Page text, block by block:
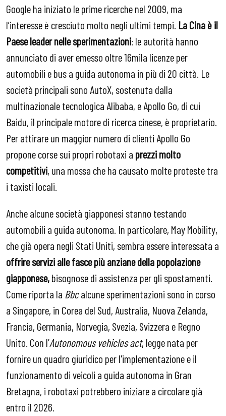
Google ha iniziato le prime ricerche nel 2009, ma
l’interesse è cresciuto molto negli ultimi tempi. La Cina è il
Paese leader nelle sperimentazioni: le autorità hanno
annunciato di aver emesso oltre 16mila licenze per
automobili e bus a guida autonoma in più di 20 città. Le
società principali sono AutoX, sostenuta dalla
multinazionale tecnologica Alibaba, e Apollo Go, di cui
Baidu, il principale motore di ricerca cinese, è proprietario.
Per attirare un maggior numero di clienti Apollo Go
propone corse sui propri robotaxi a prezzi molto
competitivi, una mossa che ha causato molte proteste tra
i taxisti locali.
Anche alcune società giapponesi stanno testando
automobili a guida autonoma. In particolare, May Mobility,
che già opera negli Stati Uniti, sembra essere interessata a
offrire servizi alle fasce più anziane della popolazione
giapponese,bisognose di assistenza per gli spostamenti.
Come riporta la Bbcalcune sperimentazioni sono in corso
a Singapore, in Corea del Sud, Australia, Nuova Zelanda,
Francia, Germania, Norvegia, Svezia, Svizzera e Regno
Unito. Con l’Autonomous vehicles act, legge nata per
fornire un quadro giuridico per l'implementazione e il
funzionamento di veicoli a guida autonoma in Gran
Bretagna, i robotaxi potrebbero iniziare a circolare già
entro il 2026.